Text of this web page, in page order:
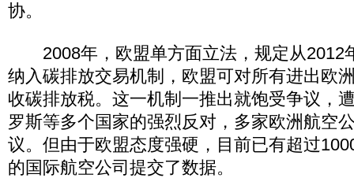
协。
2008年，欧盟单方面立法，规定从2012
纳入碳排放交易机制，欧盟可对所有进出欧
收碳排放税。这一机制一推出就饱受争议，
罗斯等多个国家的强烈反对，多家欧洲航空
议。但由于欧盟态度强硬，目前已有超过
的国际航空公司提交了数据。